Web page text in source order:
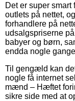
Det er super
outlets på nettet,
forhandlere på
udsalgspriserne
babyer og børn,
endda nogle
Til gengæld kan
nogle få internet
mænd – Hæftet
sikre side med at